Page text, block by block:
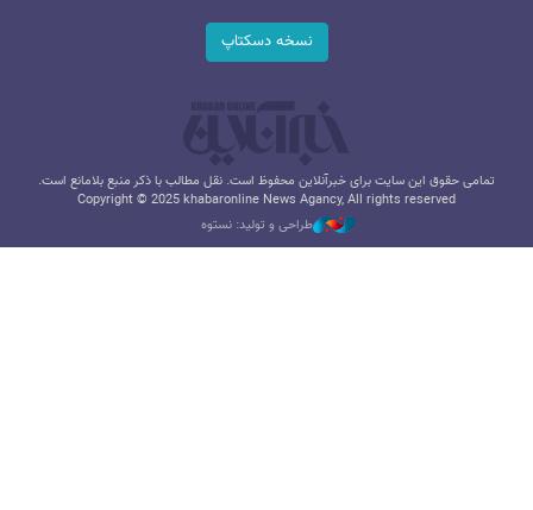
نسخه دسکتاپ
تمامی حقوق این سایت برای خبرآنلاین محفوظ است. نقل مطالب با ذکر منبع بلامانع است.
Copyright © 2025 khabaronline News Agancy, All rights reserved
طراحی و تولید: نستوه